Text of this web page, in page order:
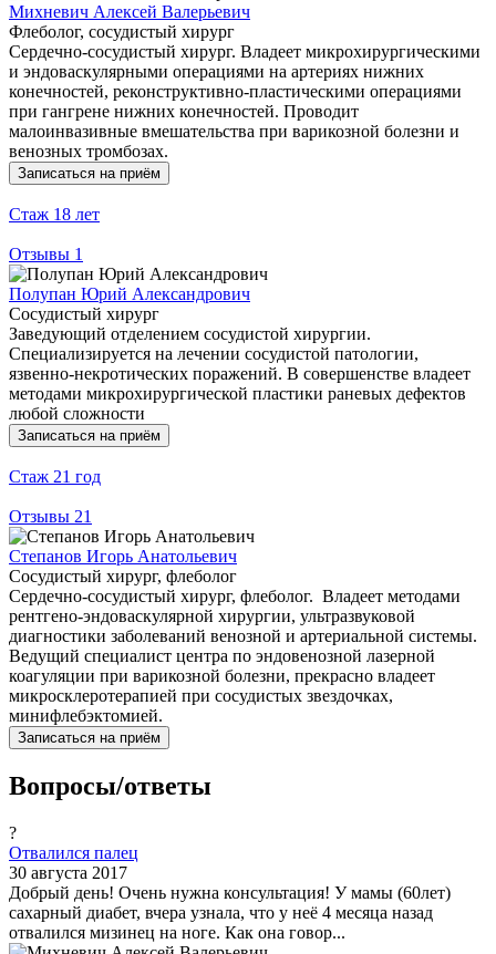
Михневич Алексей Валерьевич
Флеболог, сосудистый хирург
Сердечно-сосудистый хирург. Владеет микрохирургическими
и эндоваскулярными операциями на артериях нижних
конечностей, реконструктивно-пластическими операциями
при гангрене нижних конечностей. Проводит
малоинвазивные вмешательства при варикозной болезни и
венозных тромбозах.
Записаться на приём
Стаж 18 лет
Отзывы 1
Полупан Юрий Александрович
Сосудистый хирург
Заведующий отделением сосудистой хирургии.
Специализируется на лечении сосудистой патологии,
язвенно-некротических поражений. В совершенстве владеет
методами микрохирургической пластики раневых дефектов
любой сложности
Записаться на приём
Стаж 21 год
Отзывы 21
Степанов Игорь Анатольевич
Сосудистый хирург, флеболог
Сердечно-сосудистый хирург, флеболог. Владеет методами
рентгено-эндоваскулярной хирургии, ультразвуковой
диагностики заболеваний венозной и артериальной системы.
Ведущий специалист центра по эндовенозной лазерной
коагуляции при варикозной болезни, прекрасно владеет
микросклеротерапией при сосудистых звездочках,
минифлебэктомией.
Записаться на приём
Вопросы/ответы
?
Отвалился палец
30 августа 2017
Добрый день! Очень нужна консультация! У мамы (60лет)
сахарный диабет, вчера узнала, что у неё 4 месяца назад
отвалился мизинец на ноге. Как она говор...